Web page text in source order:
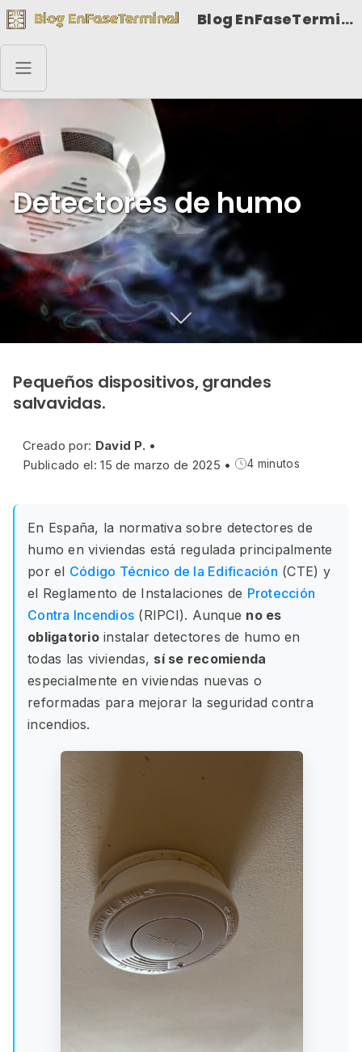
Blog EnFaseTerminal
Detectores de humo
Pequeños dispositivos, grandes
salvavidas.
Creado por: David P. •
Publicado el: 15 de marzo de 2025 • 4 minutos
En España, la normativa sobre detectores de
humo en viviendas está regulada principalmente
por el Código Técnico de la Edificación (CTE) y
el Reglamento de Instalaciones de Protección
Contra Incendios (RIPCI). Aunque no es
obligatorioinstalar detectores de humo en
todas las viviendas, sí se recomienda
especialmente en viviendas nuevas o
reformadas para mejorar la seguridad contra
incendios.